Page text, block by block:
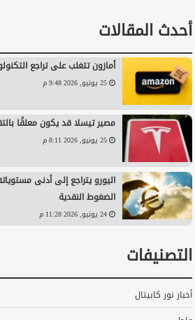
أحدث المقالات
أمازون تتغلب على تراجع
25 يونيو, 2026 9:48 م
مصير تيسلا قد يكون معلقًا
25 يونيو, 2026 8:11 م
اليورو يتراجع إلى أدنى
الضغوط النقدية
24 يونيو, 2026 11:28 م
التصنيفات
أخبار نور كابيتال